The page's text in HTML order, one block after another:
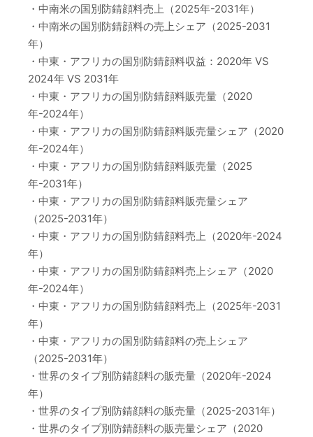
・中南米の国別防錆顔料売上（2025年-2031年）
・中南米の国別防錆顔料の売上シェア（2025-2031
年）
・中東・アフリカの国別防錆顔料収益：2020年 VS
2024年 VS 2031年
・中東・アフリカの国別防錆顔料販売量（2020
年-2024年）
・中東・アフリカの国別防錆顔料販売量シェア（2020
年-2024年）
・中東・アフリカの国別防錆顔料販売量（2025
年-2031年）
・中東・アフリカの国別防錆顔料販売量シェア
（2025-2031年）
・中東・アフリカの国別防錆顔料売上（2020年-2024
年）
・中東・アフリカの国別防錆顔料売上シェア（2020
年-2024年）
・中東・アフリカの国別防錆顔料売上（2025年-2031
年）
・中東・アフリカの国別防錆顔料の売上シェア
（2025-2031年）
・世界のタイプ別防錆顔料の販売量（2020年-2024
年）
・世界のタイプ別防錆顔料の販売量（2025-2031年）
・世界のタイプ別防錆顔料の販売量シェア（2020